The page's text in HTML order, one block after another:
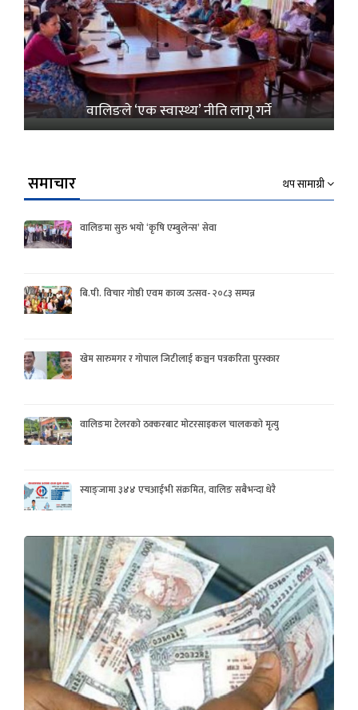
वालिङले ‘एक स्वास्थ्य’ नीति लागू गर्ने
समाचार थप सामाग्री
वालिङमा सुरु भयो ‘कृषि एम्बुलेन्स’ सेवा
बि.पी. विचार गोष्ठी एवम काव्य उत्सव- २०८३ सम्पन्न
खेम सारुमगर र गोपाल जिटीलाई कञ्चन पत्रकरिता पुरस्कार
वालिङमा टेलरको ठक्करबाट मोटरसाइकल चालकको मृत्यु
स्याङ्जामा ३४४ एचआईभी संक्रमित, वालिङ सबैभन्दा धेरै